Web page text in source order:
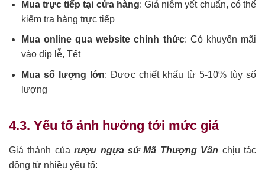
Mua trực tiếp tại cửa hàng: Giá niêm yết chuẩn, có thể
kiểm tra hàng trực tiếp
Mua online qua website chính thức: Có khuyến mãi
vào dịp lễ, Tết
Mua số lượng lớn: Được chiết khấu từ 5-10% tùy số
lượng
4.3. Yếu tố ảnh hưởng tới mức giá
Giá thành củarượu ngựa sứ Mã Thượng Vân chịu tác
động từ nhiều yếu tố: